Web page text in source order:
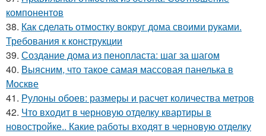
компонентов
38. Как сделать отмостку вокруг дома своими руками.
Требования к конструкции
39. Создание дома из пенопласта: шаг за шагом
40. Выясним, что такое самая массовая панелька в
Москве
41. Рулоны обоев: размеры и расчет количества метров
42. Что входит в черновую отделку квартиры в
новостройке.. Какие работы входят в черновую отделку